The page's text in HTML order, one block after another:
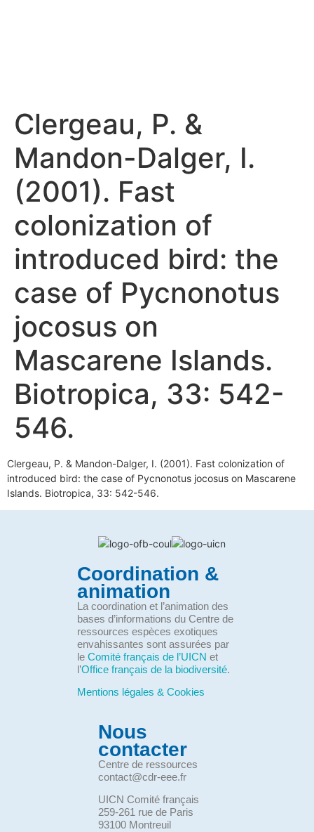
Clergeau, P. &
Mandon-Dalger, I.
(2001). Fast
colonization of
introduced bird: the
case of Pycnonotus
jocosus on
Mascarene Islands.
Biotropica, 33: 542-
546.
Clergeau, P. & Mandon-Dalger, I. (2001). Fast colonization of
introduced bird: the case of Pycnonotus jocosus on Mascarene
Islands. Biotropica, 33: 542-546.
Coordination &
animation
La coordination et l’animation des
bases d’informations du Centre de
ressources espèces exotiques
envahissantes sont assurées par
le Comité français de l’UICN et
l’Office français de la biodiversité.
Mentions légales & Cookies
Nous
contacter
Centre de ressources
contact@cdr-eee.fr
UICN Comité français
259-261 rue de Paris
93100 Montreuil